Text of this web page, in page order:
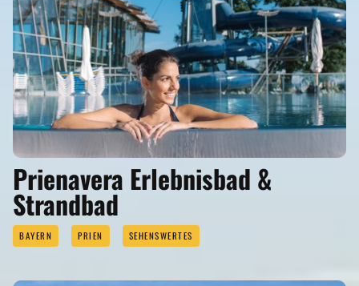
Prienavera Erlebnisbad &
Strandbad
BAYERN PRIEN SEHENSWERTES